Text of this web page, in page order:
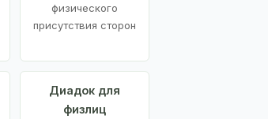
физического
присутствия сторон
Диадок для
физлиц